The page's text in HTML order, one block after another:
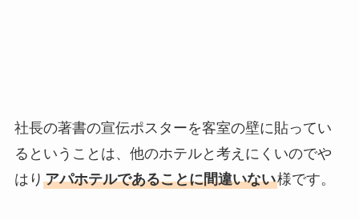
社長の著書の宣伝ポスターを客室の壁に貼ってい
るということは、他のホテルと考えにくいのでや
はり アパホテルであることに間違いない様です。